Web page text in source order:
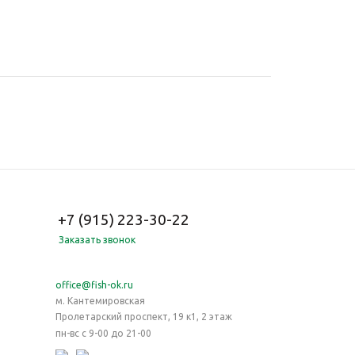
+7 (915) 223-30-22
Заказать звонок
office@fish-ok.ru
м. Кантемировская
Пролетарский проспект, 19 к1, 2 этаж
пн-вс с 9-00 до 21-00